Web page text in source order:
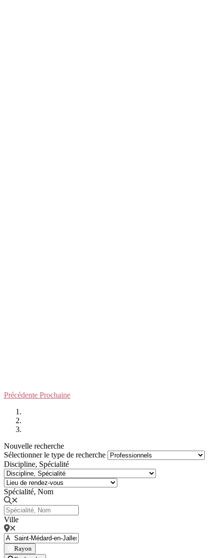
Précédente Prochaine
Nouvelle recherche
Sélectionner le type de recherche
Discipline, Spécialité
Spécialité, Nom
Ville
Rayon